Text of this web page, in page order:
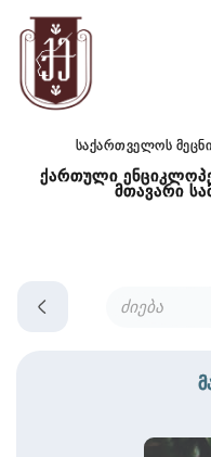
საქართველოს
ქართული
მთავარი